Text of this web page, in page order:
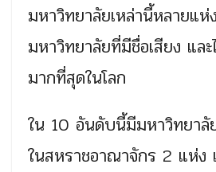
มหาวิทยาลัยเหล่านี้หลายแห่
มหาวิทยาลัยที่มีชื่อเสียง แล
มากที่สุดในโลก
ใน 10 อันดับนี้มีมหาวิทยาลั
ในสหราชอาณาจักร 2 แห่ง